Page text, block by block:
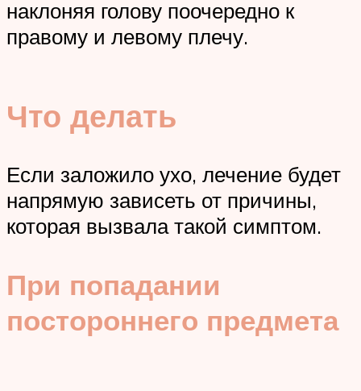
наклоняя голову поочередно к
правому и левому плечу.
Что делать
Если заложило ухо, лечение будет
напрямую зависеть от причины,
которая вызвала такой симптом.
При попадании
постороннего предмета